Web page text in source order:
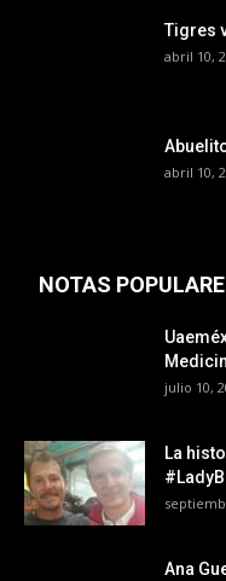
Tigres
abril 10,
abril 10,
NOTAS
julio 10,
La
Ana